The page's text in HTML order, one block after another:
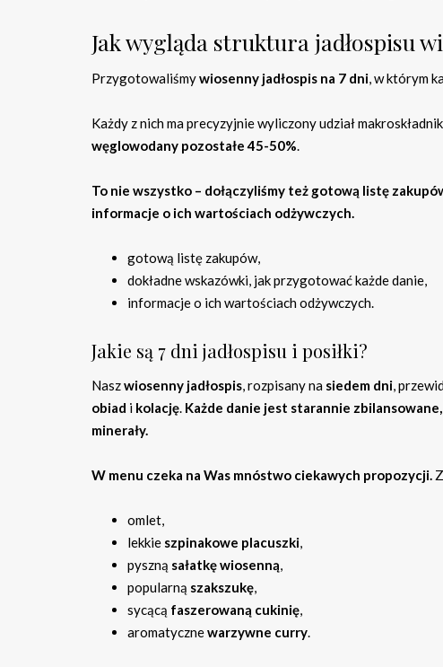
Jak wygląda struktura jadłospisu
Przygotowaliśmywiosenny jadłospis na 7 dni, w którym
Każdy z nich ma precyzyjnie wyliczony udział
węglowodany pozostałe 45-50%.
To nie wszystko – dołączyliśmy też gotową listę
informacje o ich wartościach odżywczych.
gotową listę zakupów,
dokładne wskazówki, jak przygotować każde danie,
informacje o ich wartościach odżywczych.
Jakie są 7 dni jadłospisu i posiłki?
Naszwiosenny jadłospis, rozpisany na siedem dni,
obiad i kolację. Każde danie jest starannie
minerały.
W menu czeka na Was mnóstwo ciekawych propozycji.
omlet,
lekkie szpinakowe placuszki,
pyszną sałatkę wiosenną,
popularną szakszukę,
sycącą faszerowaną cukinię,
aromatycznewarzywne curry.